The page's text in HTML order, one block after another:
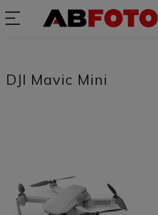
DJI Mavic Mini